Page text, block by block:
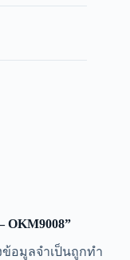
OKM9008”
ข้อมูลจำเป็นถูกทำ